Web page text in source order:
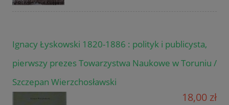
Ignacy Łyskowski 1820-1886 : polityk i publicysta,
pierwszy prezes Towarzystwa Naukowe w Toruniu /
Szczepan Wierzchosławski
18,00 zł